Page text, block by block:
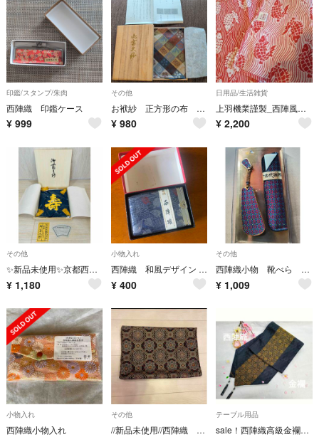
印鑑/スタンプ/朱肉
西陣織 印鑑ケース
¥ 999
その他
お袱紗 正方形の布 箱 包み紙にシミあり
¥ 980
日用品/生活雑貨
上羽機業謹製_西陣風通風呂敷60（1.荒磯二釜）
¥ 2,200
その他
✨新品未使用✨京都西陣高級本綴式正絹 御冨久紗 ふくさ
¥ 1,180
小物入れ
西陣織 和風デザイン 小物入れ 新品未使用
¥ 400
その他
西陣織小物 靴べら 古代西陣 アンティーク
¥ 1,009
小物入れ
西陣織小物入れ
その他
//新品未使用//西陣織 御教本・念珠入れ
テーブル用品
sale！西陣織高級金襴 テーブルランナー 正倉院文様 金/黒&浮雲立涌文様 黒